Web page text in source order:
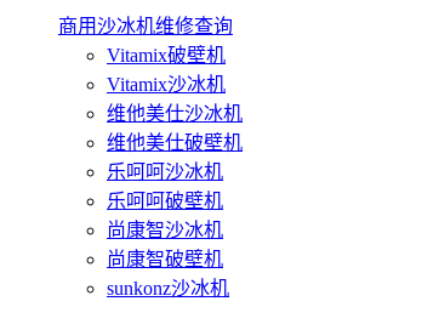
商用沙冰机维修查询
Vitamix破壁机
Vitamix沙冰机
维他美仕沙冰机
维他美仕破壁机
乐呵呵沙冰机
乐呵呵破壁机
尚康智沙冰机
尚康智破壁机
sunkonz沙冰机